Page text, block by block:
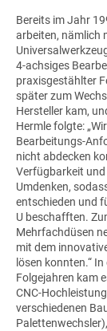
Bereits im Jahr
arbeiten, nämlich
4-achsiges
praxisgestählter
später zum
Hersteller kam,
Hermle folgte:
Bearbeitungs-
nicht abdecken
Verfügbarkeit
Umdenken,
entschieden und
U beschafften.
Mehrfachdüsen
mit dem
lösen konnten.“
Folgejahren kam
CNC-
verschiedenen